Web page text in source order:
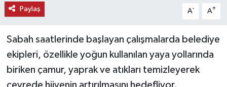
Paylaş A- A+
Sabah saatlerinde başlayan çalışmalarda belediye
ekipleri, özellikle yoğun kullanılan yaya yollarında
biriken çamur, yaprak ve atıkları temizleyerek
çevrede hijyenin artırılmasını hedefliyor.